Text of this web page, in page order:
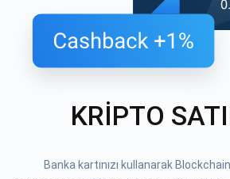
KRİPTO
Banka kartınızı kullanarak